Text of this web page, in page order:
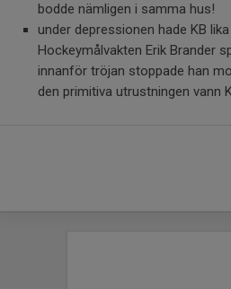
bodde nämligen i samma hus!
under depressionen hade KB
Hockeymålvakten Erik Brander
innanför tröjan stoppade han
den primitiva utrustningen vann